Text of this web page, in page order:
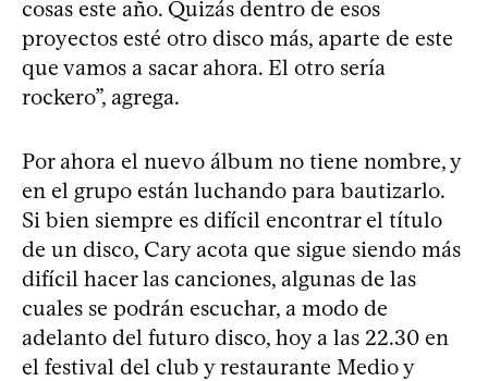
cosas este año. Quizás dentro de esos
proyectos esté otro disco más, aparte de este
que vamos a sacar ahora. El otro sería
rockero”, agrega.
Por ahora el nuevo álbum no tiene nombre, y
en el grupo están luchando para bautizarlo.
Si bien siempre es difícil encontrar el título
de un disco, Cary acota que sigue siendo más
difícil hacer las canciones, algunas de las
cuales se podrán escuchar, a modo de
adelanto del futuro disco, hoy a las 22.30 en
el festival del club y restaurante Medio y